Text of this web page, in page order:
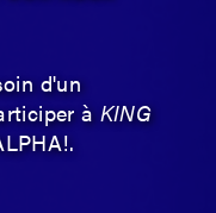
d'un
àKING